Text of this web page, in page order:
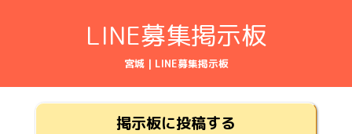
LINE募集掲示板
宮城 | LINE募集掲示板
掲示板に投稿する